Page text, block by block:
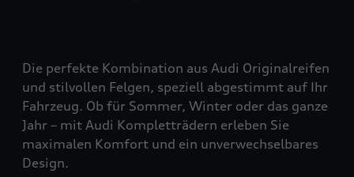
Die perfekte Kombination aus Audi Originalreifen
und stilvollen Felgen, speziell abgestimmt auf Ihr
Fahrzeug. Ob für Sommer, Winter oder das ganze
Jahr – mit Audi Kompletträdern erleben Sie
maximalen Komfort und ein unverwechselbares
Design.